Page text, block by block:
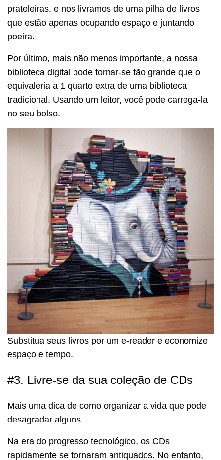
prateleiras, e nos livramos de uma pilha de livros
que estão apenas ocupando espaço e juntando
poeira.
Por último, mais não menos importante, a nossa
biblioteca digital pode tornar-se tão grande que o
equivaleria a 1 quarto extra de uma biblioteca
tradicional. Usando um leitor, você pode carrega-la
no seu bolso.
Substitua seus livros por um e-reader e economize
espaço e tempo.
#3. Livre-se da sua coleção de CDs
Mais uma dica de como organizar a vida que pode
desagradar alguns.
Na era do progresso tecnológico, os CDs
rapidamente se tornaram antiquados. No entanto,